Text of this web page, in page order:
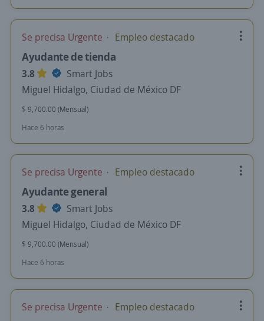
Se precisa Urgente Empleo destacado
Ayudante de tienda
3.8
Smart Jobs
Miguel Hidalgo, Ciudad de México DF
$ 9,700.00 (Mensual)
Hace 6 horas
Se precisa Urgente Empleo destacado
Ayudante general
3.8
Smart Jobs
Miguel Hidalgo, Ciudad de México DF
$ 9,700.00 (Mensual)
Hace 6 horas
Se precisa Urgente Empleo destacado